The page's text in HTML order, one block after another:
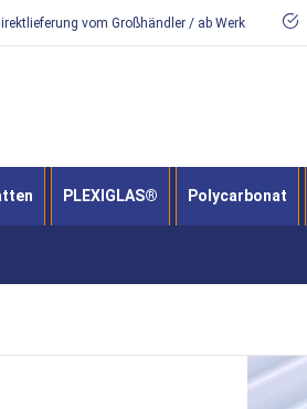
vom Großhändler / ab Werk
PLEXIGLAS® Polycarbonat